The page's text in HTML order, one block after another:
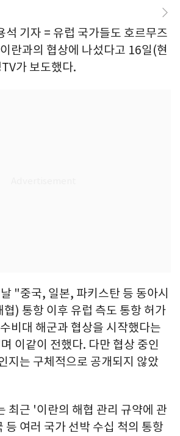
석 기자 = 유럽 국가들도 호르무즈
란과의 협상에 나섰다고 16일(현
가 보도했다.
"중국, 일본, 파키스탄 등 동아시
) 통항 이후 유럽 측도 통항 허가
비대 해군과 협상을 시작했다는
이같이 전했다. 다만 협상 중인
지는 구체적으로 공개되지 않았
최근 '이란의 해협 관리 규약에 관
등 여러 국가 선박 수십 척의 통항